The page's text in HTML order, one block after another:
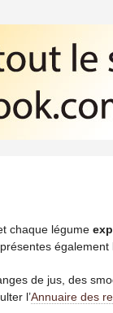
chaque légume
présentes
de jus, des
l’Annuaire des